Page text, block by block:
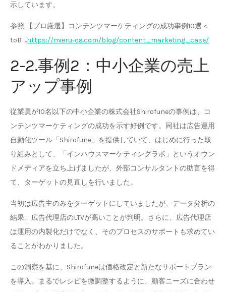
示しています。
参照:【プロ厳選】コンテンツマーケティングの成功事例10選＜
toB …https://mieru-ca.com/blog/content_marketing_case/
2-2.事例2：中小企業の売上
アップ事例
従業員が10名以下の中小企業の株式会社Shirofuneの事例は、コ
ンテンツマーケティングの成功を示す好例です。同社は広告運用
自動化ツール「Shirofune」を提供していて、はじめに行った取
り組みとして、「インハウスマーケティングラボ」というオウン
ドメディアを立ち上げましたが、外部コンサルタントの助言を得
て、ターゲットの見直しを行いました。
当初は広告主のみをターゲットにしていましたが、データ分析の
結果、広告代理店のLTVが高いことが判明。さらに、広告代理店
は運用の内製化だけでなく、そのプロセスのサポートも求めてい
ることがわかりました。
この洞察を基に、Shirofuneは価格改定と新たなサポートプラン
を導入。まるでレシピを微調整するように、顧客ニーズに合わせ